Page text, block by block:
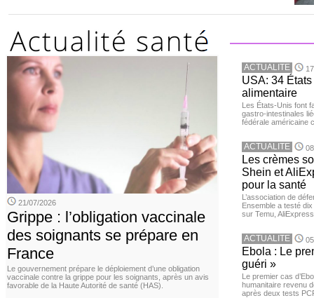
21/07/2026
Grippe : l’obligation vaccinale
des soignants se prépare en
France
Le gouvernement prépare le déploiement d’une obligation
vaccinale contre la grippe pour les soignants, après un avis
favorable de la Haute Autorité de santé (HAS).
ACTUALITE
USA: 34
alimentaire
Les États-Unis font
gastro-intestinales
fédérale américaine
ACTUALITE
Les crèmes
Shein et
pour la santé
L’association de
Ensemble a testé
sur Temu,
ACTUALITE
Ebola : Le
guéri »
Le premier cas
humanitaire revenu
après deux tests